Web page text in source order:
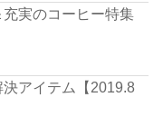
充実のコーヒー特集
決アイテム【2019.8